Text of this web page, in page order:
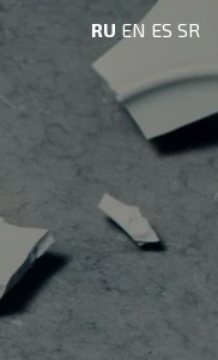
RU EN ES SR